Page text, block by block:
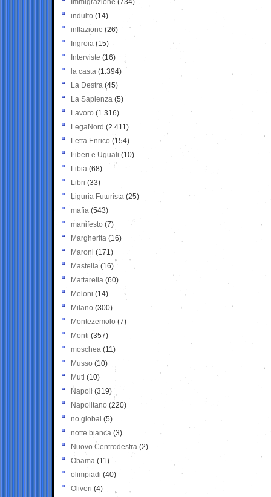
Immigrazione (734)
indulto (14)
inflazione (26)
Ingroia (15)
Interviste (16)
la casta (1.394)
La Destra (45)
La Sapienza (5)
Lavoro (1.316)
LegaNord (2.411)
Letta Enrico (154)
Liberi e Uguali (10)
Libia (68)
Libri (33)
Liguria Futurista (25)
mafia (543)
manifesto (7)
Margherita (16)
Maroni (171)
Mastella (16)
Mattarella (60)
Meloni (14)
Milano (300)
Montezemolo (7)
Monti (357)
moschea (11)
Musso (10)
Muti (10)
Napoli (319)
Napolitano (220)
no global (5)
notte bianca (3)
Nuovo Centrodestra (2)
Obama (11)
olimpiadi (40)
Oliveri (4)